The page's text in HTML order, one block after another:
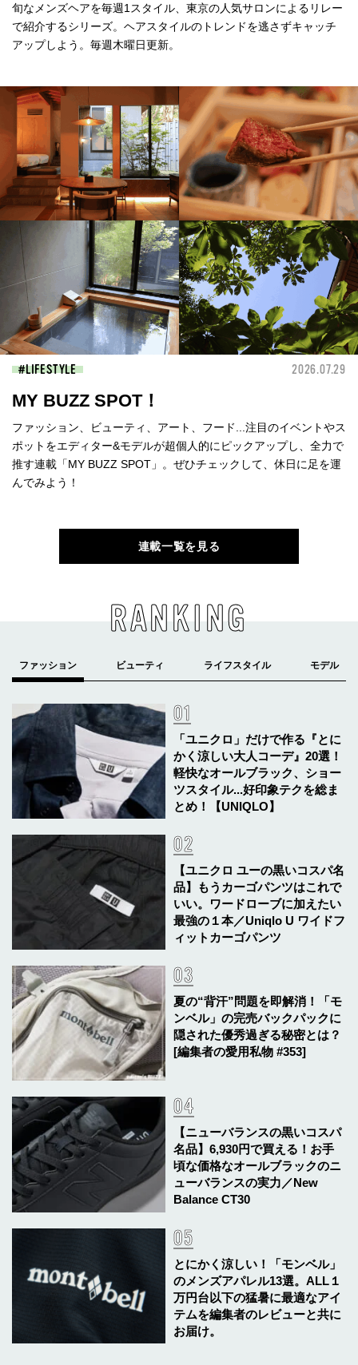
旬なメンズヘアを毎週1スタイル、東京の人気サロンによるリレー
で紹介するシリーズ。ヘアスタイルのトレンドを逃さずキャッチ
アップしよう。毎週木曜日更新。
LIFESTYLE 2026.07.29
MY BUZZ SPOT！
ファッション、ビューティ、アート、フード...注目のイベントやス
ポットをエディター&モデルが超個人的にピックアップし、全力で
推す連載「MY BUZZ SPOT」。ぜひチェックして、休日に足を運
んでみよう！
連載一覧を見る
RANKING
「ユニクロ」だけで作る『とに
かく涼しい大人コーデ』20選！
軽快なオールブラック、ショー
ツスタイル...好印象テクを総ま
とめ！【UNIQLO】
【ユニクロ ユーの黒いコスパ名
品】もうカーゴパンツはこれで
いい。ワードローブに加えたい
最強の１本／Uniqlo U ワイドフ
ィットカーゴパンツ
夏の“背汗”問題を即解消！「モ
ンベル」の完売バックパックに
隠された優秀過ぎる秘密とは？
[編集者の愛用私物 #353]
【ニューバランスの黒いコスパ
名品】6,930円で買える！お手
頃な価格なオールブラックのニ
ューバランスの実力／New
Balance CT30
とにかく涼しい！「モンベル」
のメンズアパレル13選。ALL１
万円台以下の猛暑に最適なアイ
テムを編集者のレビューと共に
お届け。